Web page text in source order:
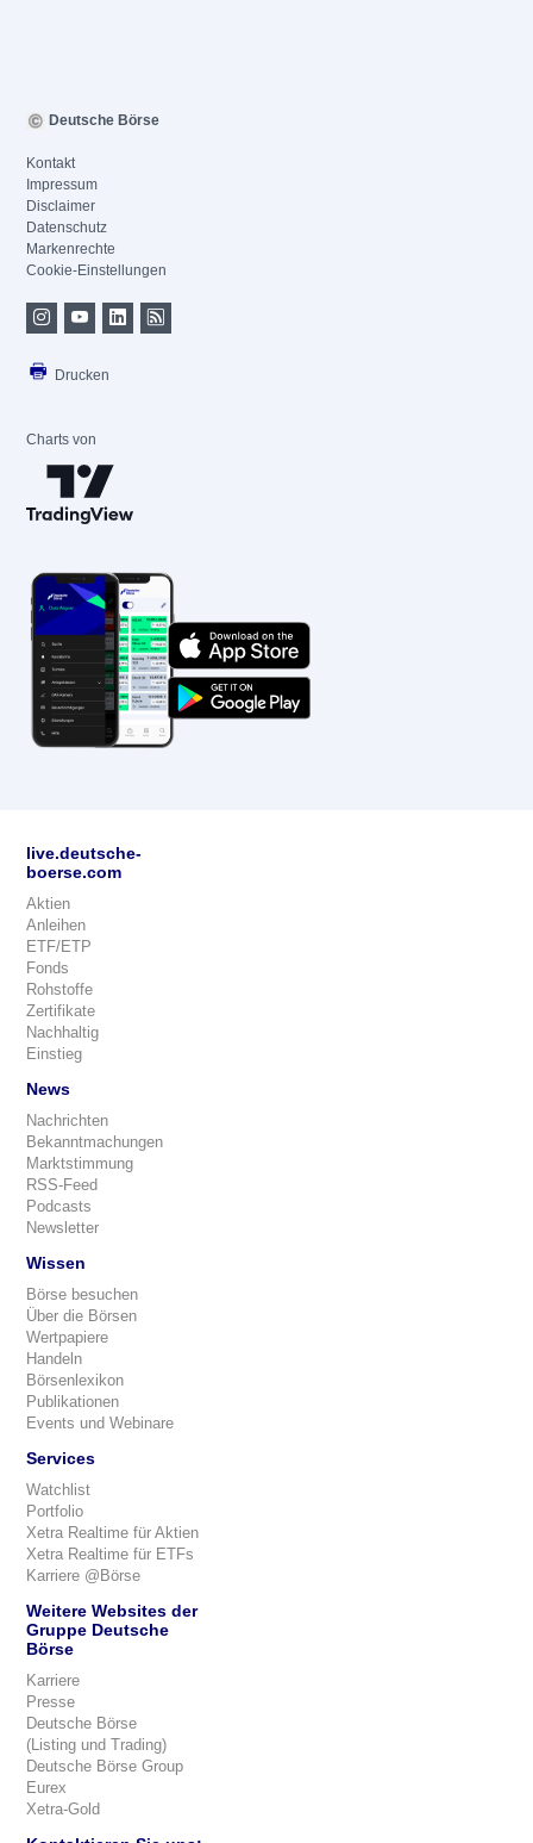
Deutsche Börse
Kontakt
Impressum
Disclaimer
Datenschutz
Markenrechte
Cookie-Einstellungen
Drucken
Charts von
live.deutsche-
boerse.com
Aktien
Anleihen
ETF/ETP
Fonds
Rohstoffe
Zertifikate
Nachhaltig
Einstieg
News
Nachrichten
Bekanntmachungen
Marktstimmung
RSS-Feed
Podcasts
Newsletter
Wissen
Börse besuchen
Über die Börsen
Wertpapiere
Handeln
Börsenlexikon
Publikationen
Events und Webinare
Services
Watchlist
Portfolio
Xetra Realtime für Aktien
Xetra Realtime für ETFs
Karriere @Börse
Weitere Websites der
Gruppe Deutsche
Börse
Karriere
Presse
Deutsche Börse
(Listing und Trading)
Deutsche Börse Group
Eurex
Xetra-Gold